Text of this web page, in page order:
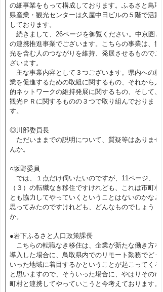
の細事業をもって構成しております。ふるさと鳥取
県産業・観光センターは久屋中日ビルの５階で活動
しております。
続きまして、26ページを御覧ください。中京圏と
の連携推進事業でございます。こちらの事業は、観
光を含む人のつながりを維持、発展させるものでご
ざいます。
主な事業内容として３つございます。県内への就
業を促進するための取組に関するもの、それから人
的ネットワークの維持発展に関するもの、そして、
観光ＰＲに関するものの３つで取り組んでおりま
す。
◎川部委員長
ただいままでの説明について、質疑等はありませ
んか。
○坂野委員
では、１点だけ伺いたいのですが、11ページ、
（３）の転職なき移住ですけれども、これは市町村
とも協力してやっていくということはないのかなと
思ってみたのですけれども、どんなものでしょう
か。
●岩下ふるさと人口政策課長
こちらの転職なき移住は、企業が新たな働き方を
導入した場合に、鳥取県内でのリモート勤務でどう
いった地域に着目するかということが起こってくる
と思いますので、そういった場合に、やはりその市
町村と連携してやっていこうと今考えております。